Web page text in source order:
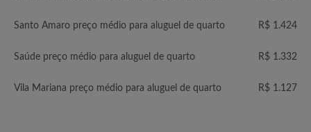
Santo Amaro preço médio para aluguel de quarto R$ 1.424
Saúde preço médio para aluguel de quarto R$ 1.332
Vila Mariana preço médio para aluguel de quarto R$ 1.127